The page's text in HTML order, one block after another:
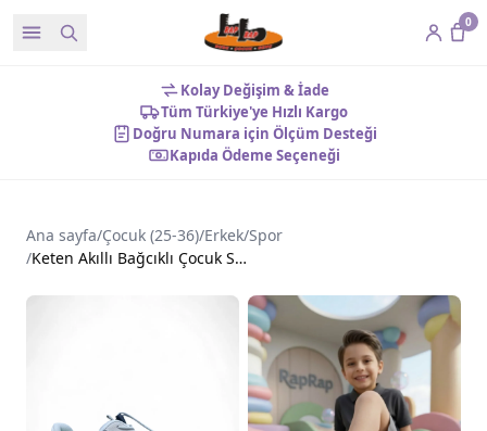
0
Kolay Değişim & İade
Tüm Türkiye'ye Hızlı Kargo
Doğru Numara için Ölçüm Desteği
Kapıda Ödeme Seçeneği
Ana sayfa/Çocuk (25-36)/Erkek/Spor
/
Keten Akıllı Bağcıklı Çocuk Spor Ayakkabı Gri